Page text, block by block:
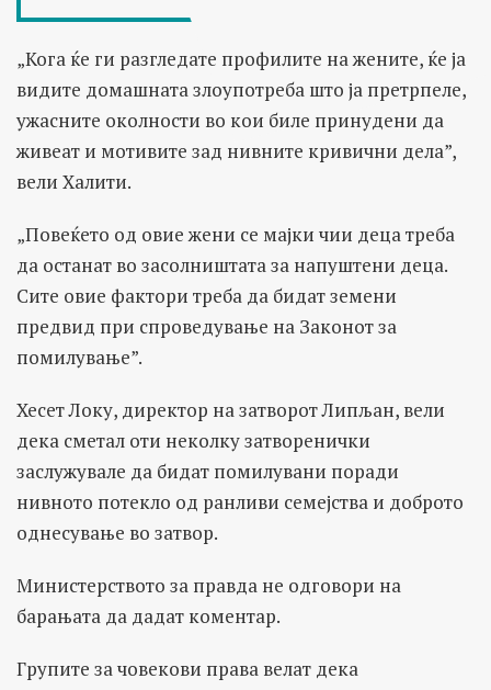
„Кога ќе ги разгледате профилите на жените, ќе ја
видите домашната злоупотреба што ја претрпеле,
ужасните околности во кои биле принудени да
живеат и мотивите зад нивните кривични дела”,
вели Халити.
„Повеќето од овие жени се мајки чии деца треба
да останат во засолништата за напуштени деца.
Сите овие фактори треба да бидат земени
предвид при спроведување на Законот за
помилување”.
Хесет Локу, директор на затворот Липљан, вели
дека сметал оти неколку затворенички
заслужувале да бидат помилувани поради
нивното потекло од ранливи семејства и доброто
однесување во затвор.
Министерството за правда не одговори на
барањата да дадат коментар.
Групите за човекови права велат дека